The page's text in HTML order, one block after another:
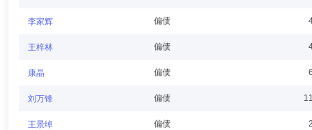
梁上坤 学历：博士
梁上坤先生：南京大学会计学博士研究生。2013年7月起在中央财经
李家辉 偏债
王梓林 偏债
康晶 偏债
刘万锋 偏债
王景绰 偏债